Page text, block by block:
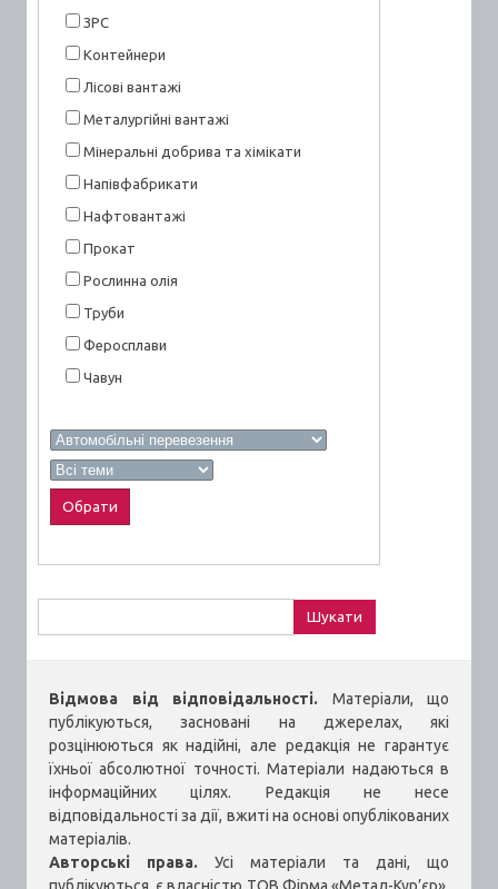
ЗРС
Контейнери
Лісові вантажі
Металургійні вантажі
Мінеральні добрива та хімікати
Напівфабрикати
Нафтовантажі
Прокат
Рослинна олія
Труби
Феросплави
Чавун
Відмова від відповідальності. Матеріали, що
публікуються, засновані на джерелах, які
розцінюються як надійні, але редакція не гарантує
їхньої абсолютної точності. Матеріали надаються в
інформаційних цілях. Редакція не несе
відповідальності за дії, вжиті на основі опублікованих
матеріалів.
Авторські права. Усі матеріали та дані, що